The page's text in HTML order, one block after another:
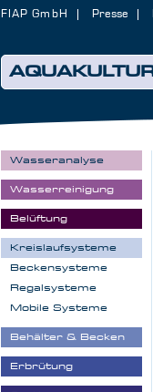
FIAP GmbH Presse
Wasseranalyse
Wasserreinigung
Belüftung
Kreislaufsysteme
Beckensysteme
Regalsysteme
Mobile Systeme
Behälter & Becken
Erbrütung